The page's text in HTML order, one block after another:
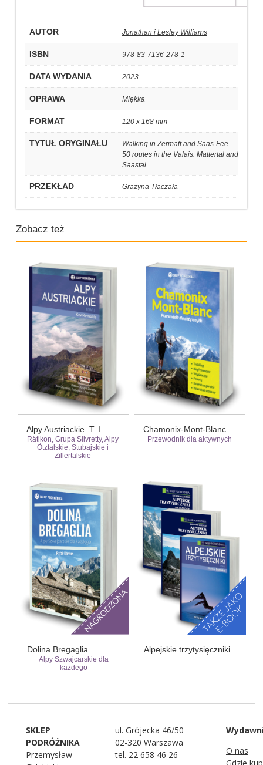
AUTOR Jonathan i Lesley Williams
ISBN 978-83-7136-278-1
DATA WYDANIA 2023
OPRAWA Miękka
FORMAT 120 x 168 mm
TYTUŁ ORYGINAŁU
Walking in Zermatt and Saas-Fee.
50 routes in the Valais: Mattertal and
Saastal
PRZEKŁAD Grażyna Tłaczała
Zobacz też
Alpy Austriackie. T. I
Rätikon, Grupa Silvretty, Alpy
Ötztalskie, Stubajskie i
Zillertalskie
Chamonix-Mont-Blanc
Przewodnik dla aktywnych
Dolina Bregaglia
Alpy Szwajcarskie dla
każdego
Alpejskie trzytysięczniki
SKLEP
PODRÓŻNIKA
Przemysław
ul. Grójecka 46/50
02-320 Warszawa
tel. 22 658 46 26
O nas